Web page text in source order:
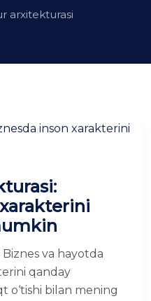
arxitekturasi
va hayotda
qanday
o‘tishi bilan mening